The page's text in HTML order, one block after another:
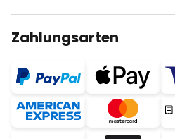
Zahlungsarten